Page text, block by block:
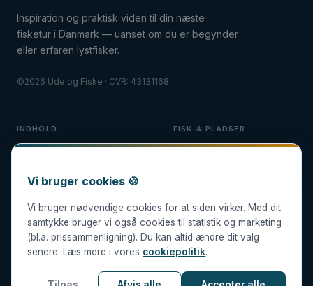
Inspiration og praktisk viden til din næste
fisketur i Danmark — uanset om du er begynder
eller erfaren lystfisker.
©2026 Ude og Fiske · CVR: 43131168
INDHOLD
Fisketure
Blog
FISK & PLADSER
Alle anbefalinger er redaktionelt uafhængige. Nogle links er
Vi bruger cookies 🍪
Vi bruger nødvendige cookies for at siden virker. Med dit
samtykke bruger vi også cookies til statistik og marketing
(bl.a. prissammenligning). Du kan altid ændre dit valg
senere. Læs mere i vores cookiepolitik.